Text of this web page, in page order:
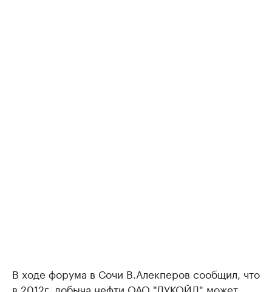
В ходе форума в Сочи В.Алекперов сообщил, что
в 2012г. добыча нефти ОАО "ЛУКОЙЛ" может